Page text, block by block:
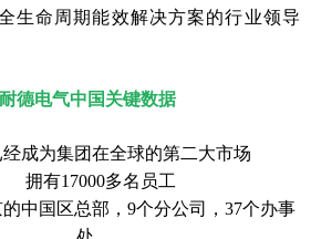
生命周期能效解决方案的行业领导
德电气中国关键数据
成为集团在全球的第二大市场
拥有17000多名员工
中国区总部，9个分公司，37个办事